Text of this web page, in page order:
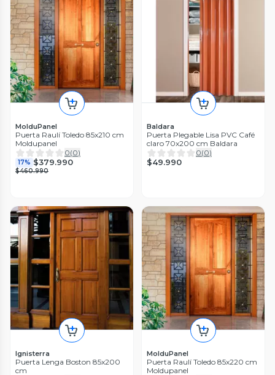
MolduPanel
Puerta Raulí Toledo 85x210 cm
Moldupanel
0(0)
17% $379.990
$460.990
Baldara
Puerta Plegable Lisa PVC Café
claro 70x200 cm Baldara
0(0)
$49.990
Ignisterra
Puerta Lenga Boston 85x200
cm
MolduPanel
Puerta Raulí Toledo 85x220 cm
Moldupanel